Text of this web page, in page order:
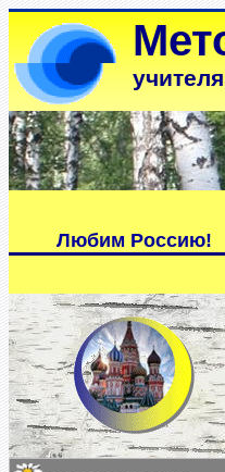
Любим Россию!